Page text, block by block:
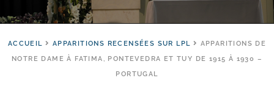
ACCUEIL APPARITIONS RECENSÉES SUR LPL
APPARITIONS DE
NOTRE DAME À FATIMA, PONTEVEDRA ET TUY DE 1915 À 1930 –
PORTUGAL